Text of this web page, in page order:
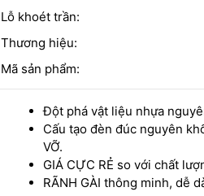
Lỗ khoét trần:
Thương hiệu:
Mã sản phẩm:
Đột phá vật liệu nhựa
Cấu tạo đèn đúc nguyên
VỠ.
GIÁ CỰC RẺ so với chất
RÃNH GÀI thông minh, dễ